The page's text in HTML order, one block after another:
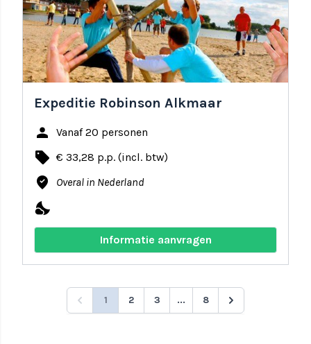
Expeditie Robinson Alkmaar
person Vanaf 20 personen
local_offer € 33,28 p.p. (incl. btw)
where_to_vote Overal in Nederland
nights_stay
Informatie aanvragen
1 2 3 ... 8